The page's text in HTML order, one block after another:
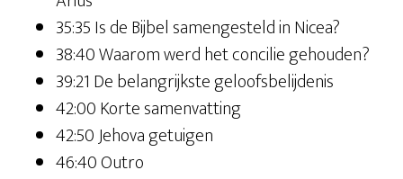
35:35 Is de Bijbel samengesteld in Nicea?
38:40 Waarom werd het concilie gehouden?
39:21 De belangrijkste geloofsbelijdenis
42:00 Korte samenvatting
42:50 Jehova getuigen
46:40 Outro